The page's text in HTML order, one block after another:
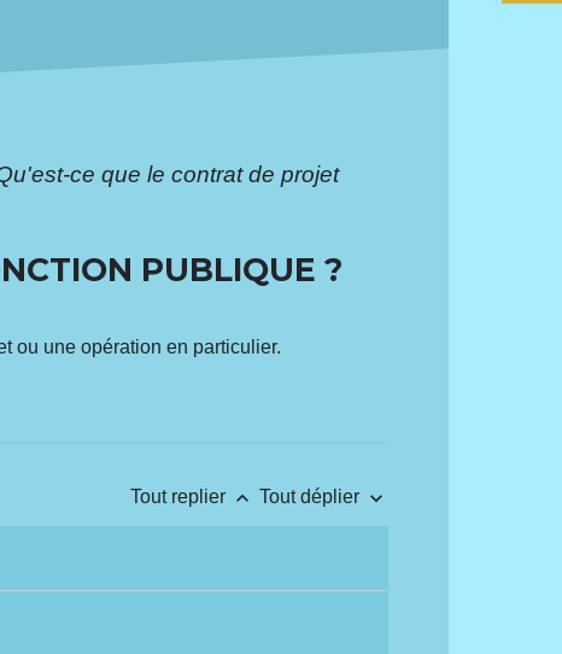
ce que le contrat de projet
PUBLIQUE ?
ou une opération en particulier.
Tout replier keyboard_arrow_up Tout déplier keyboard_arrow_down